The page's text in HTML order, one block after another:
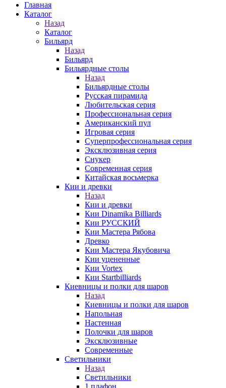
Главная
Каталог
Назад
Каталог
Бильярд
Назад
Бильярд
Бильярдные столы
Назад
Бильярдные столы
Русская пирамида
Любительская серия
Профессиональная серия
Американский пул
Игровая серия
Суперпрофессиональная серия
Эксклюзивная серия
Снукер
Современная серия
Китайская восьмерка
Кии и древки
Назад
Кии и древки
Кии Dinamika Billiards
Кии РУССКИЙ
Кии Мастера Рябова
Древко
Кии Мастера Якубовича
Кии уцененные
Кии Vortex
Кии Startbilliards
Киевницы и полки для шаров
Назад
Киевницы и полки для шаров
Напольная
Настенная
Полочки для шаров
Эксклюзивные
Современные
Светильники
Назад
Светильники
1 плафон